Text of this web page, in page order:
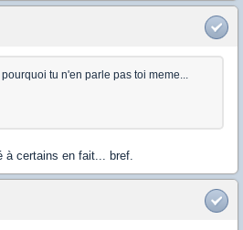
tu n'en parle pas toi meme...
à certains en fait... bref.